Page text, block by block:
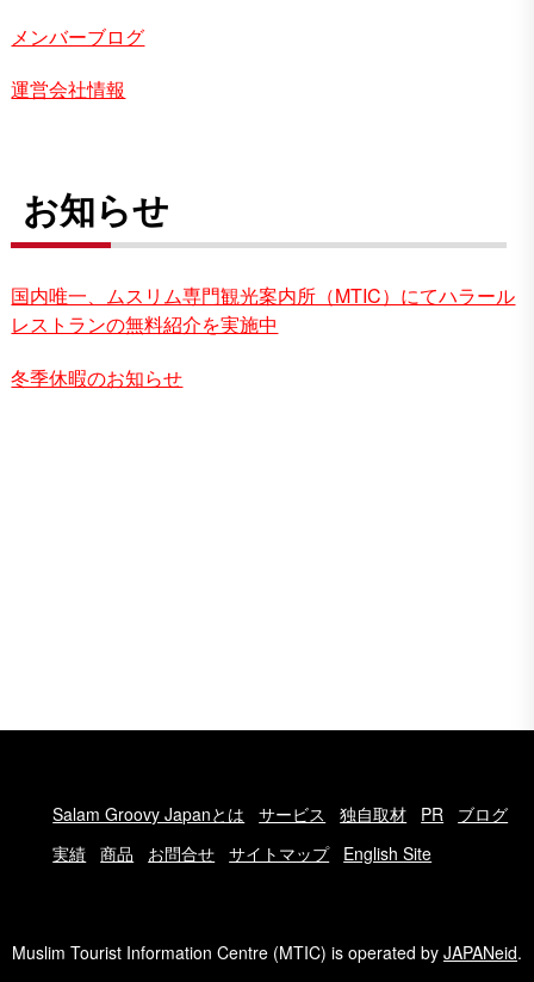
メンバーブログ
運営会社情報
お知らせ
国内唯一、ムスリム専門観光案内所（MTIC）にてハラール
レストランの無料紹介を実施中
冬季休暇のお知らせ
Salam Groovy Japanとは サービス 独自取材 PR
ブログ
実績
商品 お問合せ サイトマップ English Site
Muslim Tourist Information Centre (MTIC) is operated by JAPANeid.